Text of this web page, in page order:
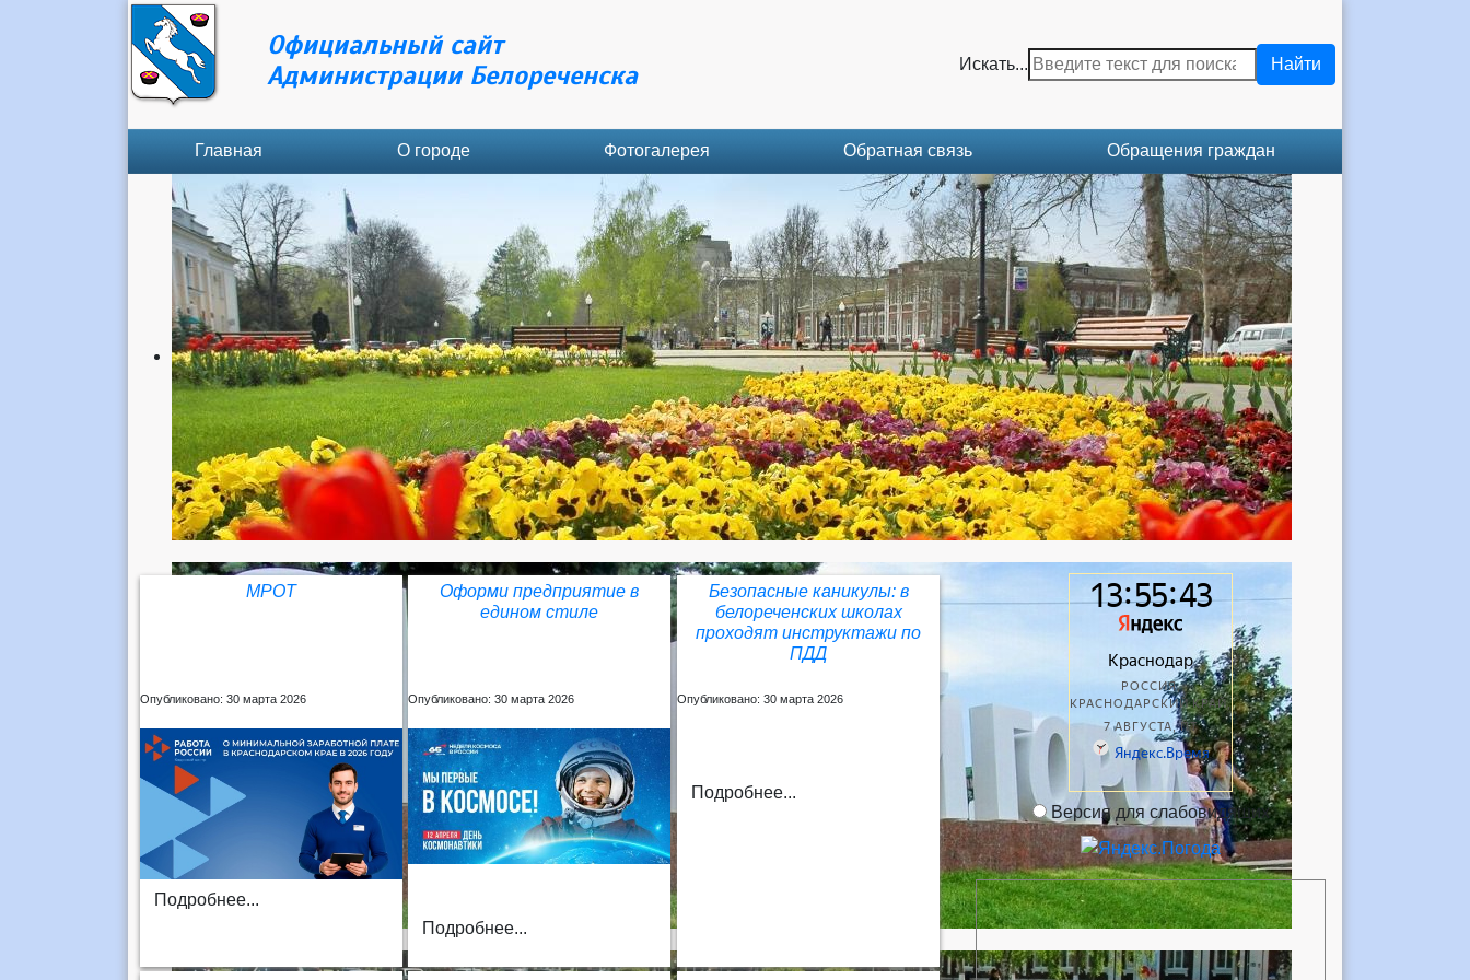
Официальный сайт
Администрации Белореченска
Искать... Найти
Главная О городе Фотогалерея Обратная связь Обращения граждан
МРОТ
Опубликовано: 30 марта 2026
Подробнее...
Оформи предприятие в
едином стиле
Опубликовано: 30 марта 2026
Подробнее...
Безопасные каникулы: в
белореченских школах
проходят инструктажи по
ПДД
Опубликовано: 30 марта 2026
Подробнее...
Версия для слабовидящих